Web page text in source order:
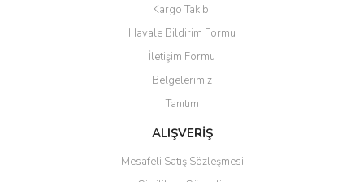
Bu ürüne benzer farklı alternatifler olmalı.
Kargo Takibi
Havale Bildirim Formu
İletişim Formu
Belgelerimiz
Tanıtım
ALIŞVERİŞ
Mesafeli Satış Sözleşmesi